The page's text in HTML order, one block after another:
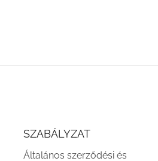
SZABÁLYZAT
Általános szerződési és